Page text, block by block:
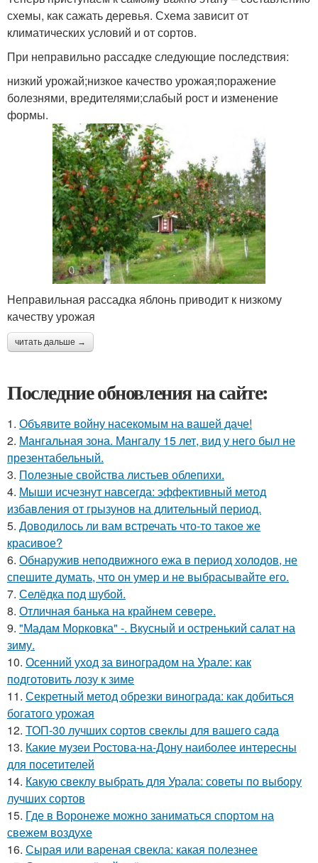
схемы, как сажать деревья. Схема зависит от
климатических условий и от сортов.
При неправильно рассадке следующие последствия:
низкий урожай;низкое качество урожая;поражение
болезнями, вредителями;слабый рост и изменение
формы.
Неправильная рассадка яблонь приводит к низкому
качеству урожая
читать дальше →
Последние обновления на сайте:
1. Объявите войну насекомым на вашей даче!
2. Мангальная зона. Мангалу 15 лет, вид у него был не
презентабельный.
3. Полезные свойства листьев облепихи.
4. Мыши исчезнут навсегда: эффективный метод
избавления от грызунов на длительный период.
5. Доводилось ли вам встречать что-то такое же
красивое?
6. Обнаружив неподвижного ежа в период холодов, не
спешите думать, что он умер и не выбрасывайте его.
7. Селёдка под шубой.
8. Отличная банька на крайнем севере.
9. "Мадам Морковка" -. Вкусный и остренький салат на
зиму.
10. Осенний уход за виноградом на Урале: как
подготовить лозу к зиме
11. Секретный метод обрезки винограда: как добиться
богатого урожая
12. ТОП-30 лучших сортов свеклы для вашего сада
13. Какие музеи Ростова-на-Дону наиболее интересны
для посетителей
14. Какую свеклу выбрать для Урала: советы по выбору
лучших сортов
15. Где в Воронеже можно заниматься спортом на
свежем воздухе
16. Сырая или вареная свекла: какая полезнее